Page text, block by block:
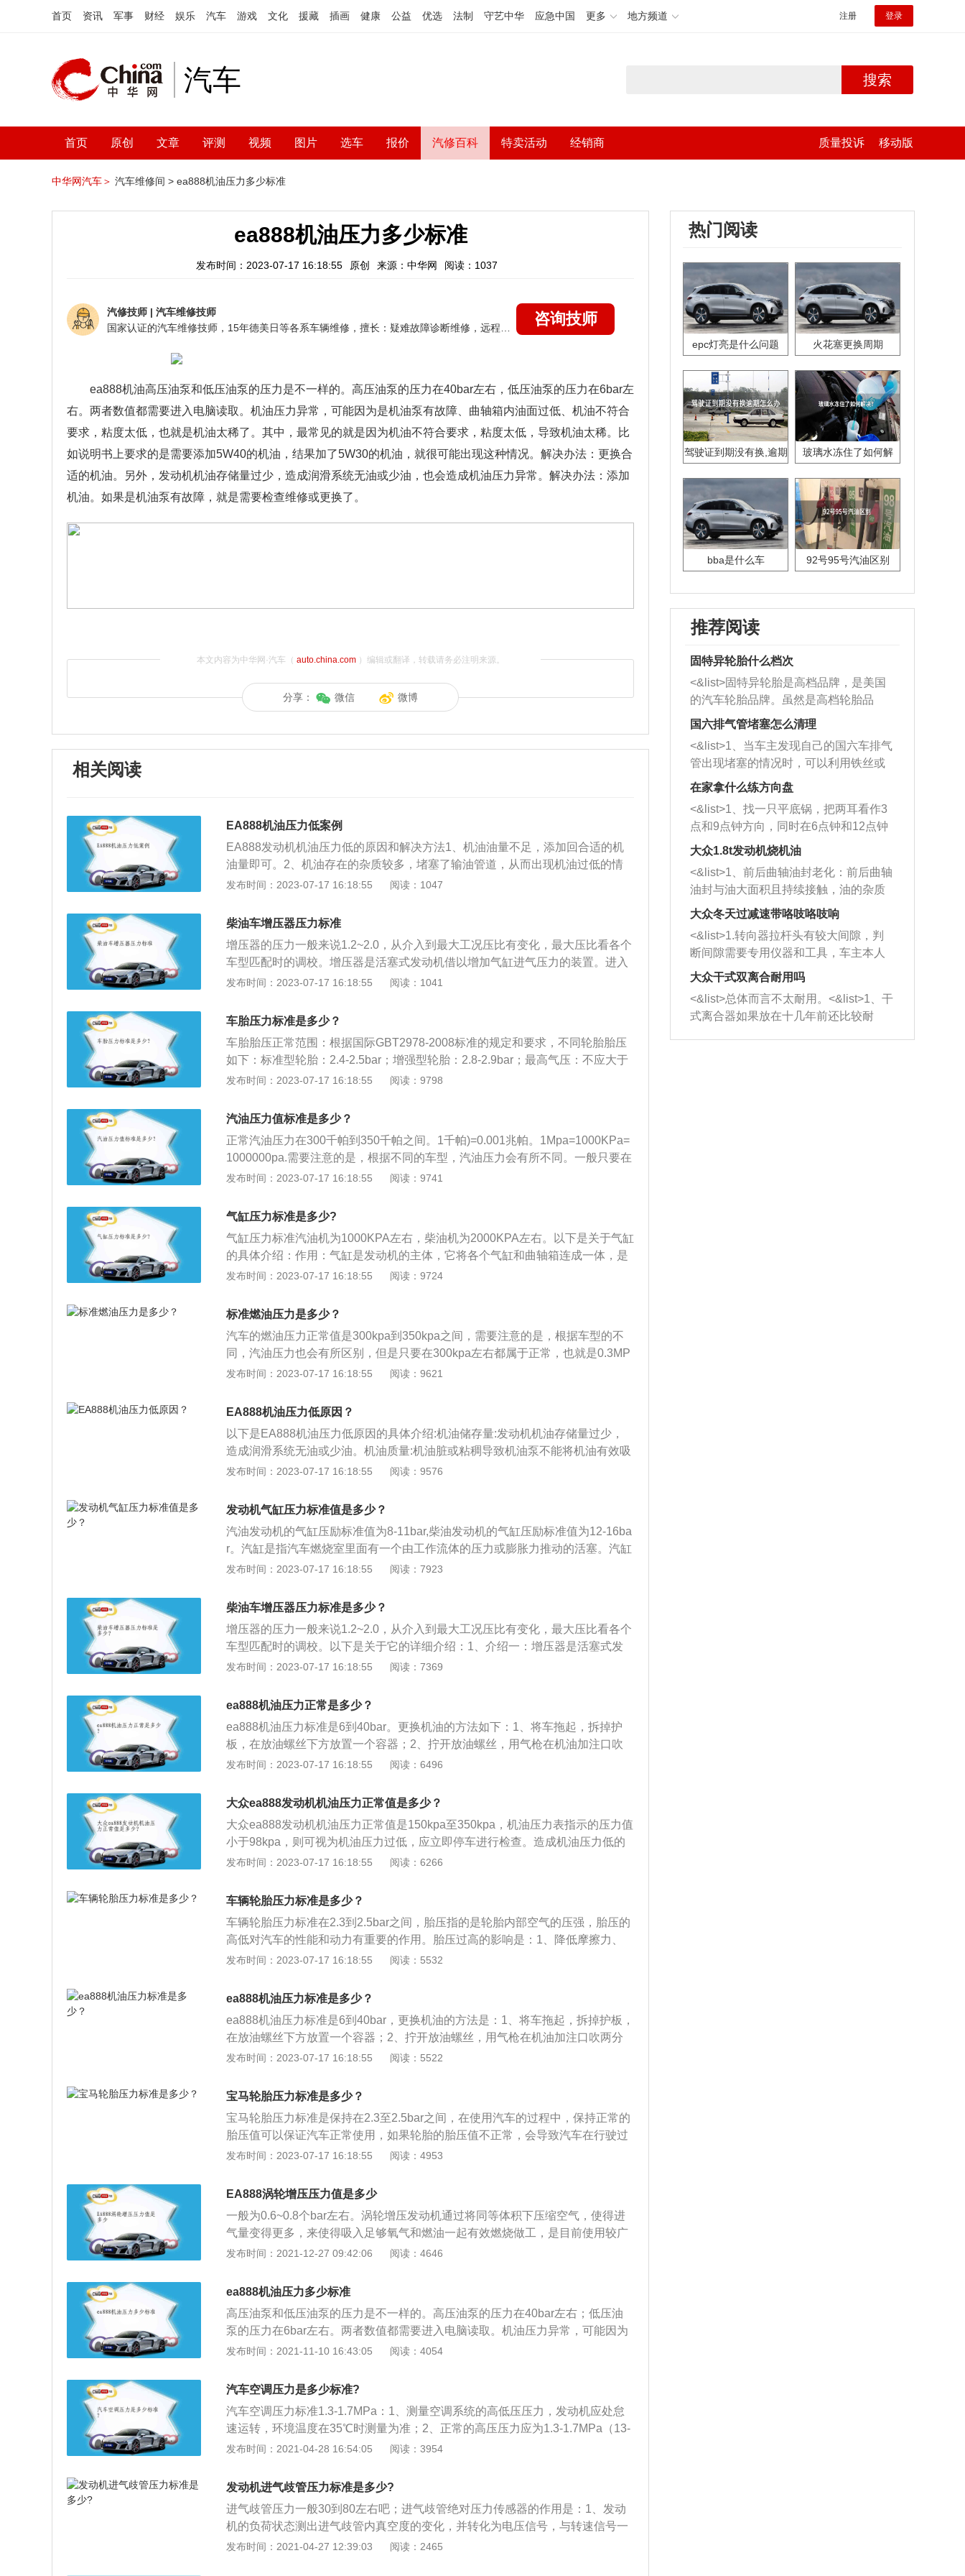
首页 资讯 军事 财经 娱乐 汽车 游戏 文化 援藏 插画 健康 公益 优选 法制 守艺中华 应急中国 更多 地方频道 注册 登录
汽车 搜索
首页 原创 文章 评测 视频 图片 选车 报价 汽修百科 特卖活动 经销商 质量投诉 移动版
中华网汽车＞ 汽车维修间 > ea888机油压力多少标准
ea888机油压力多少标准
发布时间：2023-07-17 16:18:55 原创 来源：中华网 阅读：1037
汽修技师 | 汽车维修技师
咨询技师
ea888机油高压油泵和低压油泵的压力是不一样的。高压油泵的压力在40bar左右，低压油泵的压力在6bar左
右。两者数值都需要进入电脑读取。机油压力异常，可能因为是机油泵有故障、曲轴箱内油面过低、机油不符合
要求，粘度太低，也就是机油太稀了。其中，最常见的就是因为机油不符合要求，粘度太低，导致机油太稀。比
如说明书上要求的是需要添加5W40的机油，结果加了5W30的机油，就很可能出现这种情况。解决办法：更换合
适的机油。另外，发动机机油存储量过少，造成润滑系统无油或少油，也会造成机油压力异常。解决办法：添加
机油。如果是机油泵有故障，就是需要检查维修或更换了。
本文内容为中华网·汽车（ auto.china.com）编辑或翻译，转载请务必注明来源。
分享： 微信 微博
相关阅读
EA888机油压力低案例
EA888发动机机油压力低的原因和解决方法1、机油油量不足，添加回合适的机
油量即可。2、机油存在的杂质较多，堵塞了输油管道，从而出现机油过低的情
况。可以疏通一下输油管道，再更换新机油。3、机油过稀，密封性能差，机油
更高的机油。4、机油压力传感器损坏，车子无法正确判断机油的压力，需要前
往4s店进行维修或更换。机油压力低会导致发动机内部各组件的润滑效果不佳，
会加快零件的磨损速度，影响发动机的使用寿命。另外，机油还有帮助发动机冷
却散热的作用，如果机油压力过低，就会导致冷却散热的能力不足，从而导致发
动机内部过热，甚至造成轴瓦烧蚀、拉缸等情况。
发布时间：2023-07-17 16:18:55 阅读：1047
柴油车增压器压力标准
增压器的压力一般来说1.2~2.0，从介入到最大工况压比有变化，最大压比看各个
车型匹配时的调校。增压器是活塞式发动机借以增加气缸进气压力的装置。进入
发动机气缸前的空气先经增压器压缩以提高空气的密度，使更多的空气充填到气
力，取决于发动机的状态。增压器是靠发动机排出的废气来工作的，发动机的排
气量的大小直接影响增压器的转速和压力。涡轮增压发动机有增压器，涡轮增压
技术在诞生之初并不是应用在汽车的发动机上的，而是应用在飞机发动机上的。
涡轮增压技术可以解决飞机发动机在高空中遇到的进气不足问题。后来，涡轮增
压技术才被广泛应用在了汽车的汽油发动机和柴油发动机上。涡轮增压发动机的
气涡轮是与进气歧管连接的，排气涡轮是与排气歧管连接的。进气涡轮的叶轮与
排气涡轮的叶轮同轴连接。当发动机达到一定转速后，排气是有足够的能量来推
动排气涡轮旋转的，此时进气涡轮也会旋转。进气涡轮旋转时可以压缩空气，并
相应增加喷油量，就可以让发动机输出更强的动力。
发布时间：2023-07-17 16:18:55 阅读：1041
车胎压力标准是多少？
车胎胎压正常范围：根据国际GBT2978-2008标准的规定和要求，不同轮胎胎压
如下：标准型轮胎：2.4-2.5bar；增强型轮胎：2.8-2.9bar；最高气压：不应大于
3.5bar。胎压异常一般有以下3种原因： 轮胎气压异常：一般低于1.8bar或者高压
充气后，没有及时地进行胎压复位，导致胎压监测系统中记录的还是原先的数
据，胎压监测指示灯亮就会亮。此时只要进行胎压复位即可。 胎压传感器损坏：
胎压传感器是用来监测轮胎胎压的，直接安装在轮胎内部，与轮胎充气口相连，
如果在行驶中轮胎被磕顶坏胎压传感器，也会导致胎压故障灯亮起。对于传感器
的损坏问题，只能更换全新的配件。
发布时间：2023-07-17 16:18:55 阅读：9798
汽油压力值标准是多少？
正常汽油压力在300千帕到350千帕之间。1千帕)=0.001兆帕。1Mpa=1000KPa=
1000000pa.需要注意的是，根据不同的车型，汽油压力会有所不同。一般只要在
300kpa左右都是正常的。也就是0.3MPa。汽油试压知识:打开点火开关(不要启动
摆动，发动机怠速运转时，油压表的读数为燃油供给系统的怠速工作压力，一般
为0.25MPa或满足车型的技术要求。检测怠速工作压力时，拔下燃油压力调节器
上的真空管，油压应升至0.3MPa，否则应更换油压调节器。油压调节器安装在燃
油分配管的一端，有两个作用:一是调节供油系统的燃油压力，使系统油压与进气
歧管压力之差保持恒定(设定值一般为300kPa)；二是缓冲燃油泵供油时产生的压
发布时间：2023-07-17 16:18:55 阅读：9741
气缸压力标准是多少?
气缸压力标准汽油机为1000KPA左右，柴油机为2000KPA左右。以下是关于气缸
的具体介绍：作用：气缸是发动机的主体，它将各个气缸和曲轴箱连成一体，是
安装活塞、曲轴以及其他零件和附件的支承骨架。工作条件：气缸体的工作条件
擦。性能：有足够的强度和刚度，变形小，保证各运动零件位置正确，运转正
常，振动噪声小；有良好的冷却性能，在缸筒的四周有冷却水套，以便让冷却水
带走热量；耐磨，以保证气缸体有足够的使用寿命。
发布时间：2023-07-17 16:18:55 阅读：9724
标准燃油压力是多少？
汽车的燃油压力正常值是300kpa到350kpa之间，需要注意的是，根据车型的不
同，汽油压力也会有所区别，但是只要在300kpa左右都属于正常，也就是0.3MP
a。汽油压力不足的症状是：加油时动力不足；经常熄火；爆震。测试汽油压力
泵电路；启动车辆后接油压表，即可查看发动机汽油的油压值。
发布时间：2023-07-17 16:18:55 阅读：9621
EA888机油压力低原因？
以下是EA888机油压力低原因的具体介绍:机油储存量:发动机机油存储量过少，
造成润滑系统无油或少油。机油质量:机油脏或粘稠导致机油泵不能将机油有效吸
入、泵出。机油浓度:机油稀，会从发动机间隙中泄漏。机油管漏油:机油油管漏
大小瓦间隙:曲轴与大小瓦间隙超标导致机油泄漏。阀门弹簧过软:限压阀或泄压阀
弹簧过软，发卡或钢珠损伤造成阀的功能消失或减弱。机器故障:机油感应塞、压
力表或电路故障。
发布时间：2023-07-17 16:18:55 阅读：9576
发动机气缸压力标准值是多少？
汽油发动机的气缸压励标准值为8-11bar,柴油发动机的气缸压励标准值为12-16ba
r。汽缸是指汽车燃烧室里面有一个由工作流体的压力或膨胀力推动的活塞。汽缸
的分类如下：1、单作用汽缸：仅一端有活塞杆，从活塞一侧供气聚能产生气
两侧交替供气，在一个或两个方向输出力。3、膜片式汽缸：用膜片代替活塞，
只在一个方向输出力，用弹簧复位。它的密封性能好，但行程短。
发布时间：2023-07-17 16:18:55 阅读：7923
柴油车增压器压力标准是多少？
增压器的压力一般来说1.2~2.0，从介入到最大工况压比有变化，最大压比看各个
车型匹配时的调校。以下是关于它的详细介绍：1、介绍一：增压器是活塞式发
动机借以增加气缸进气压力的装置。进入发动机气缸前的空气先经增压器压缩以
二：增压器进出口报关压力比为1.8。2、介绍三：增压器的转速和压力，取决于
发动机的状态。3、介绍四：增压器是靠发动机排出的废气来工作的，发动机的
排气量的大小直接影响增压器的转速和压力。
发布时间：2023-07-17 16:18:55 阅读：7369
ea888机油压力正常是多少？
ea888机油压力标准是6到40bar。更换机油的方法如下：1、将车拖起，拆掉护
板，在放油螺丝下方放置一个容器；2、拧开放油螺丝，用气枪在机油加注口吹
两分钟，放干后拧好放油螺丝并用纸巾擦拭检查是否漏油；3、装好护板并放
可能将旧机油排放干净；2、添加机油并保证机油加入量合适；3、加入机油后启
动发动机，检查各部件是否有漏油情况，启动发动机后，运转3分钟确认机油的
油量到正常刻度。
发布时间：2023-07-17 16:18:55 阅读：6496
大众ea888发动机机油压力正常值是多少？
大众ea888发动机机油压力正常值是150kpa至350kpa，机油压力表指示的压力值
小于98kpa，则可视为机油压力过低，应立即停车进行检查。造成机油压力低的
原因如下：发动机机油存储量过少，造成润滑系统无油或少油，从而造成机油压
无压力。机油稀或因发动机温度高造成机油变稀，会从发动机的各摩擦间隙中泄
漏，造成机油压力低。机油油管漏油，机油泵损坏或其零部件磨损超标都会导致
机油的吸入、泵出量减少，或根本无量，从而导致机油压力低或无压力。限压阀
或泄压阀弹簧过软或发卡或钢珠损伤造成阀的功能消失或减弱，导致机油压力降
低。
发布时间：2023-07-17 16:18:55 阅读：6266
车辆轮胎压力标准是多少？
车辆轮胎压力标准在2.3到2.5bar之间，胎压指的是轮胎内部空气的压强，胎压的
高低对汽车的性能和动力有重要的作用。胎压过高的影响是：1、降低摩擦力、
附着力，影响制动效果；2、导致方向盘震动、跑偏，降低行驶舒适性；3、加速
摩擦系数；2、造成方向盘发沉、易跑偏；3、轮胎各部位的运动量增大，过度的
碾压造成轮胎的异常发热。
发布时间：2023-07-17 16:18:55 阅读：5532
ea888机油压力标准是多少？
ea888机油压力标准是6到40bar，更换机油的方法是：1、将车拖起，拆掉护板，
在放油螺丝下方放置一个容器；2、拧开放油螺丝，用气枪在机油加注口吹两分
钟，放干后拧好放油螺丝并用纸巾擦拭检查是否漏油；3、装好护板并放下，在
旧机油排放干净；2、添加机油并保证机油加入量合适；3、加入机油后启动发动
机，检查各部件是否有漏油情况，启动发动机后，运转3分钟确认机油的油量到
正常刻度。
发布时间：2023-07-17 16:18:55 阅读：5522
宝马轮胎压力标准是多少？
宝马轮胎压力标准是保持在2.3至2.5bar之间，在使用汽车的过程中，保持正常的
胎压值可以保证汽车正常使用，如果轮胎的胎压值不正常，会导致汽车在行驶过
程中产生异常状态。宝马是德国的汽车品牌，隶属于BMW集团，总部位于德国巴
m、1890mm、1636mm，轴距为2810mm。外观方面，这款概念车的设计受到了
X6的很大影响。这两款车型共享了相同的基础轮廓和比例，拥有了一个竖直的车
头、巨大的轮拱、高腰线、浅座舱以及一个近乎垂直的尾部。
发布时间：2023-07-17 16:18:55 阅读：4953
EA888涡轮增压压力值是多少
一般为0.6~0.8个bar左右。涡轮增压发动机通过将同等体积下压缩空气，使得进
气量变得更多，来使得吸入足够氧气和燃油一起有效燃烧做工，是目前使用较广
的进气方式。一般低增压发动机的压力值在0.6~0.8个bar之间，高增压值则在1个
和动力改装两种，车身的改装包括改变汽车的颜色或者增加汽车表面或内饰的装
饰，可以提高汽车表面或者内饰的美观性。汽车的动力改装包括汽车刹车系统，
悬挂系统，进气系统等方面的改装，汽车的刹车系统改装包括更换高性能、耐高
温的刹车片或者更换加大的刹车盘等。汽车的悬挂系统的改装包括更换避震器，
强化悬挂结构等等。其中最多车主选择改正的项目是更换避震器。还可以通过改
发布时间：2021-12-27 09:42:06 阅读：4646
ea888机油压力多少标准
高压油泵和低压油泵的压力是不一样的。高压油泵的压力在40bar左右；低压油
泵的压力在6bar左右。两者数值都需要进入电脑读取。机油压力异常，可能因为
以下几个原因：1、机油泵有故障。2、曲轴箱内釉面过低。3、机油不符合要
求，粘度太低，导致机油太稀。比如说明书上要求的是需要添加5W40的机油，
结果加了5W30的机油，就很可能出现这种情况。解决办法：更换合适的机油。
另外，发动机机油存储量过少，造成润滑系统无油或少油，也会造成机油压力异
常。解决办法：添加机油。附大众EA888发动机介绍：大众第三代EA888发动机
是大众全新设计的一款发动机，发动机集合缸内直喷、涡轮增压、可变气门正时
发布时间：2021-11-10 16:43:05 阅读：4054
汽车空调压力是多少标准?
汽车空调压力标准1.3-1.7MPa：1、测量空调系统的高低压压力，发动机应处怠
速运转，环境温度在35℃时测量为准；2、正常的高压压力应为1.3-1.7MPa（13-
17kg\/cm2或190-250Lbf\/in2）；3、正常的低压压力应在0.15-0.25MPa（1.5-2.5
发布时间：2021-04-28 16:54:05 阅读：3954
发动机进气歧管压力标准是多少?
进气歧管压力一般30到80左右吧；进气歧管绝对压力传感器的作用是：1、发动
机的负荷状态测出进气歧管内真空度的变化，并转化为电压信号，与转速信号一
起输送给ecu，作为喷油器基本喷油量的依据；2、进气压力传感器，简称MAP，
发布时间：2021-04-27 12:39:03 阅读：2465
热门阅读
epc灯亮是什么问题 火花塞更换周期
驾驶证到期没有换,逾期
玻璃水冻住了如何解
bba是什么车 92号95号汽油区别
推荐阅读
固特异轮胎什么档次
<&list>固特异轮胎是高档品牌，是美国
的汽车轮胎品牌。虽然是高档轮胎品
牌，但是中高低端的轮胎都有生产，这
也是为了更好的开拓市场。
国六排气管堵塞怎么清理
<&list>1、当车主发现自己的国六车排气
管出现堵塞的情况时，可以利用铁丝或
者是细棍，直接将杂物给取出来，如果
堵塞情况比较严重，也可以采取应急措
施。 <&list>2、直接利用木棍将所有的
杂物推到排气管里面的位置处，然后将
三元催化器拆解开，就可以将堵塞的东
西取出来。但如果是因为积碳过多引起
的堵塞，就需要将三元催化器泡在草酸
洗剂对堵塞的情况得到解决，将清洗剂
放在燃油箱中，与燃油混合后，车辆启
动时，就可以和汽油一起进入到燃烧
室，最后形成废气排出，就可以让三元
催化器得到清洗，排气管堵塞的情况就
能够得到解决。
在家拿什么练方向盘
<&list>1、找一只平底锅，把两耳看作3
点和9点钟方向，同时在6点钟和12点钟
方向做一个标记。 <&list>2、双手握住
一圈半的练习，往右同样也要打相同的
圈数。 <&list>3、最后强调要反复练
习，这样就可以形成肌肉记忆，在真实
驾驶车辆时，不需要记忆也能打好方
向。
大众1.8t发动机烧机油
<&list>1、前后曲轴油封老化：前后曲轴
油封与油大面积且持续接触，油的杂质
和发动机内持续温度变化使其密封效果
逐渐减弱，导致渗油或漏油。<&list>2、
活塞间隙过大：积碳会使活塞环与缸体
的间隙扩大，导致机油流入燃烧室中，
造成烧机油。<&list>3、机油粘度。使用
机油粘度过小的话，同样会有烧机油现
象，机油粘度过小具有很好的流动性，
大众冬天过减速带咯吱咯吱响
<&list>1.转向器拉杆头有较大间隙，判
断间隙需要专用仪器和工具，车主本人
无法制作，需要将车辆送到修理厂或4s
店；<&list>2.车辆半轴套管防尘罩破
裂，破裂后会出现漏油现象，使半轴磨
损严重，磨损的半轴容易损坏，产生异
响；<&list>3.稳定器的转向胶套和球头
大众干式双离合耐用吗
<&list>总体而言不太耐用。<&list>1、干
式离合器如果放在十几年前还比较耐